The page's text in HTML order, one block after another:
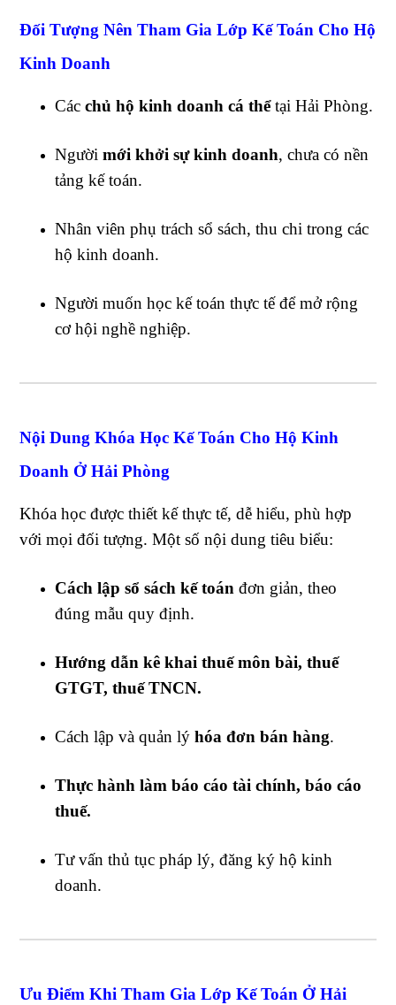
Đối Tượng Nên Tham Gia Lớp Kế Toán Cho Hộ
Kinh Doanh
Cácchủ hộ kinh doanh cá thểtại Hải Phòng.
Ngườimới khởi sự kinh doanh, chưa có nền
tảng kế toán.
Nhân viên phụ trách sổ sách, thu chi trong các
hộ kinh doanh.
Người muốn học kế toán thực tế để mở rộng
cơ hội nghề nghiệp.
Nội Dung Khóa Học Kế Toán Cho Hộ Kinh
Doanh Ở Hải Phòng
Khóa học được thiết kế thực tế, dễ hiểu, phù hợp
với mọi đối tượng. Một số nội dung tiêu biểu:
Cách lập sổ sách kế toán đơn giản, theo
đúng mẫu quy định.
Hướng dẫn kê khai thuế môn bài, thuế
GTGT, thuế TNCN.
Cách lập và quản lýhóa đơn bán hàng.
Thực hành làm báo cáo tài chính, báo cáo
thuế.
Tư vấn thủ tục pháp lý, đăng ký hộ kinh
doanh.
Ưu Điểm Khi Tham Gia Lớp Kế Toán Ở Hải